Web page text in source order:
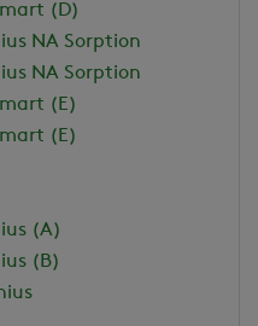
(D)
NA Sorption
NA Sorption
(E)
(E)
(A)
(B)